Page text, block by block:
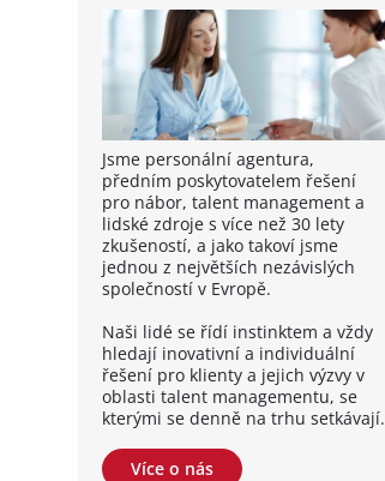
Jsme personální agentura,
předním poskytovatelem řešení
pro nábor, talent management a
lidské zdroje s více než 30 lety
zkušeností, a jako takoví jsme
jednou z největších nezávislých
společností v Evropě.
Naši lidé se řídí instinktem a vždy
hledají inovativní a individuální
řešení pro klienty a jejich výzvy v
oblasti talent managementu, se
kterými se denně na trhu setkávají.
Více o nás